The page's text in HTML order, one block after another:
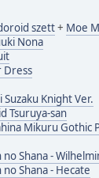
szett+ Moe
Nona
Dress
Knight Ver.
Tsuruya-san
Mikuru Gothic
Shana -
Shana - Hecate